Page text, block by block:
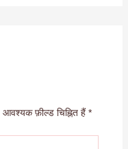
आवश्यक फ़ील्ड चिह्नित हैं*